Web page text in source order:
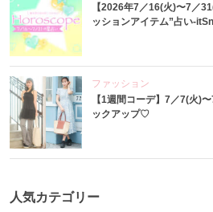
【2026年7／16(火)〜7／
ッションアイテム”占い-
ファッション
【1週間コーデ】7／7(火)
ックアップ♡
人気カテゴリー